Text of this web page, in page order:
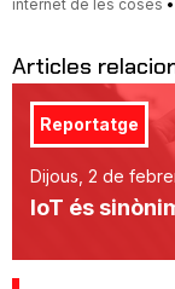
internet de les coses
Articles
Reportatge
Dijous, 2 de
IoT és